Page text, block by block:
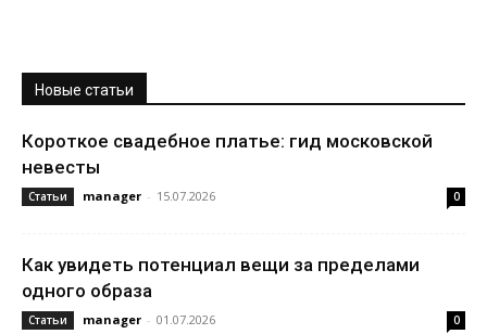
Новые статьи
Короткое свадебное платье: гид московской
невесты
Статьи manager - 15.07.2026 0
Как увидеть потенциал вещи за пределами
одного образа
Статьи manager - 01.07.2026 0